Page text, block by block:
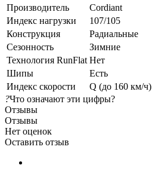
Производитель
Cordiant
Индекс нагрузки
107/105
Конструкция
Радиальные
Сезонность
Зимние
Технология RunFlat Нет
Шипы
Есть
Индекс скорости
Q (до 160 км/ч)
?Что означают эти цифры?
Отзывы
Отзывы
Нет оценок
Оставить отзыв